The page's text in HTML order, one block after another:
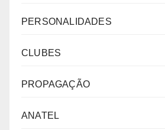
PERSONALIDADES
CLUBES
PROPAGAÇÃO
ANATEL